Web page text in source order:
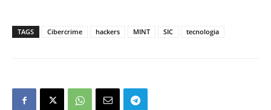
TAGS Cibercrime hackers MINT SIC tecnologia